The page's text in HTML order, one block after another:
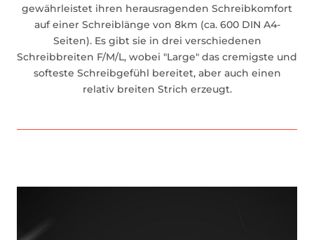
gewährleistet ihren herausragenden Schreibkomfort
auf einer Schreiblänge von 8km (ca. 600 DIN A4-
Seiten). Es gibt sie in drei verschiedenen
Schreibbreiten F/M/L, wobei "Large" das cremigste und
softeste Schreibgefühl bereitet, aber auch einen
relativ breiten Strich erzeugt.